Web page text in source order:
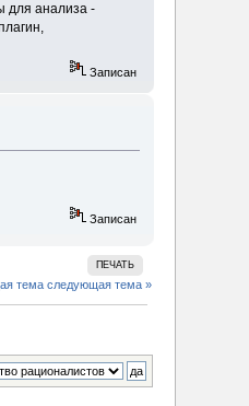
для анализа -
Записан
Записан
ПЕЧАТЬ
тема следующая тема »